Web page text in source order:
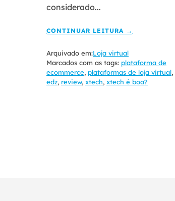
considerado...
CONTINUAR LEITURA →
Arquivado em:Loja virtual
Marcados com as tags: plataforma de
ecommerce, plataformas de loja virtual,
edz, review, xtech, xtech é boa?